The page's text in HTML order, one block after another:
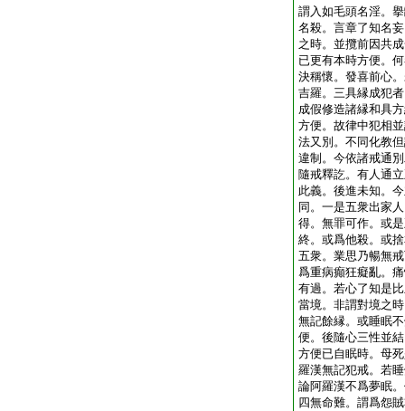
謂入如毛頭名淫。
名殺。言章了知名
之時。並攬前因共
已更有本時方便。
決稱懷。發喜前心
吉羅。三具縁成犯
成假修造諸縁和具
方便。故律中犯相
法又別。不同化教
違制。今依諸戒通
隨戒釋訖。有人通
此義。後進未知。
同。一是五衆出家
得。無罪可作。或
終。或爲他殺。或
五衆。業思乃暢無
爲重病癲狂癡亂。
有過。若心了知是
當境。非謂對境之
無記餘縁。或睡眠
便。後隨心三性並
方便已自眠時。母
羅漢無記犯戒。若
論阿羅漢不爲夢眠
四無命難。謂爲怨